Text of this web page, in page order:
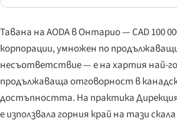
Тавана на AODA в Онтарио — CAD 100
корпорации, умножен по
несъответствие — е на хартия най-
продължаваща отговорност в
достъпността. На практика
е използвала горния край на тази